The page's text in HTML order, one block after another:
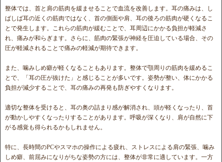
整体では、首と肩の筋肉を緩ませることで血流を改善します。耳の痛みは、し
ばしば耳の近くの筋肉ではなく、首の側面や肩、耳の後ろの筋肉が硬くなるこ
とで発生します。これらの筋肉が緩むことで、耳周辺にかかる負担が軽減さ
れ、痛みが和らぎます。さらに、筋肉の緊張が神経を圧迫している場合、その
圧が軽減されることで痛みの軽減が期待できます。
また、噛みしめ癖が軽くなることもあります。整体で顎周りの筋肉を緩めるこ
とで、「耳の圧が抜けた」と感じることが多いです。姿勢が整い、体にかかる
負担が減少することで、耳の痛みの再発も防ぎやすくなります。
適切な整体を受けると、耳の奥の詰まり感が解消され、頭が軽くなったり、首
が動かしやすくなったりすることがあります。呼吸が深くなり、肩が自然に下
がる感覚も得られるかもしれません。
特に、長時間のPCやスマホの操作による疲れ、ストレスによる肩の緊張、噛み
しめ癖、前屈みになりがちな姿勢の方には、整体が非常に適しています。一方